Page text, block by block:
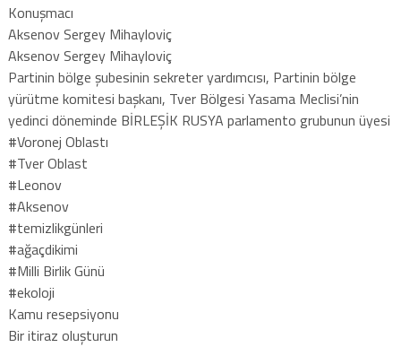
Konuşmacı
Aksenov Sergey Mihayloviç
Aksenov Sergey Mihayloviç
Partinin bölge şubesinin sekreter yardımcısı, Partinin bölge
yürütme komitesi başkanı, Tver Bölgesi Yasama Meclisi’nin
yedinci döneminde BİRLEŞİK RUSYA parlamento grubunun üyesi
#Voronej Oblastı
#Tver Oblast
#Leonov
#Aksenov
#temizlikgünleri
#ağaçdikimi
#Milli Birlik Günü
#ekoloji
Kamu resepsiyonu
Bir itiraz oluşturun